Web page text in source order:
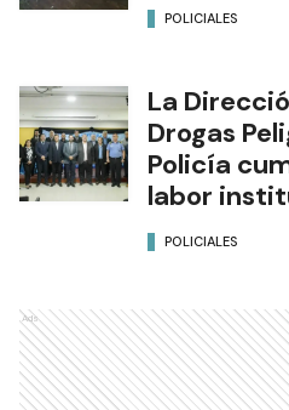
POLICIALES
La
Drogas
Policía
labor
POLICIALES
Ads